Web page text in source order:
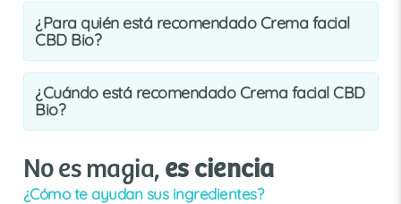
¿Para quién está recomendado Crema facial
CBD Bio?
¿Cuándo está recomendado Crema facial CBD
Bio?
No es magia, es ciencia
¿Cómo te ayudan sus ingredientes?